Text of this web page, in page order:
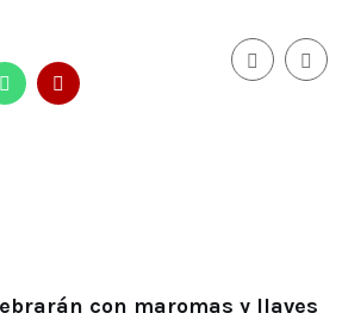
con maromas y llaves